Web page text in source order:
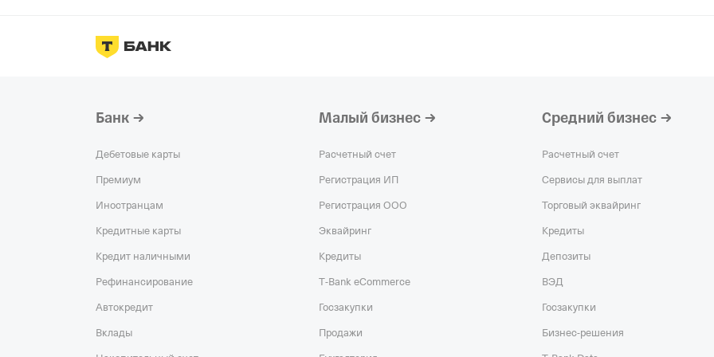
Банк
Дебетовые карты
Премиум
Иностранцам
Кредитные карты
Кредит наличными
Рефинансирование
Автокредит
Вклады
Малый бизнес
Расчетный счет
Регистрация ИП
Регистрация ООО
Эквайринг
Кредиты
T‑Bank eCommerce
Госзакупки
Продажи
Средний бизнес
Расчетный счет
Сервисы для выплат
Торговый эквайринг
Кредиты
Депозиты
ВЭД
Госзакупки
Бизнес-решения